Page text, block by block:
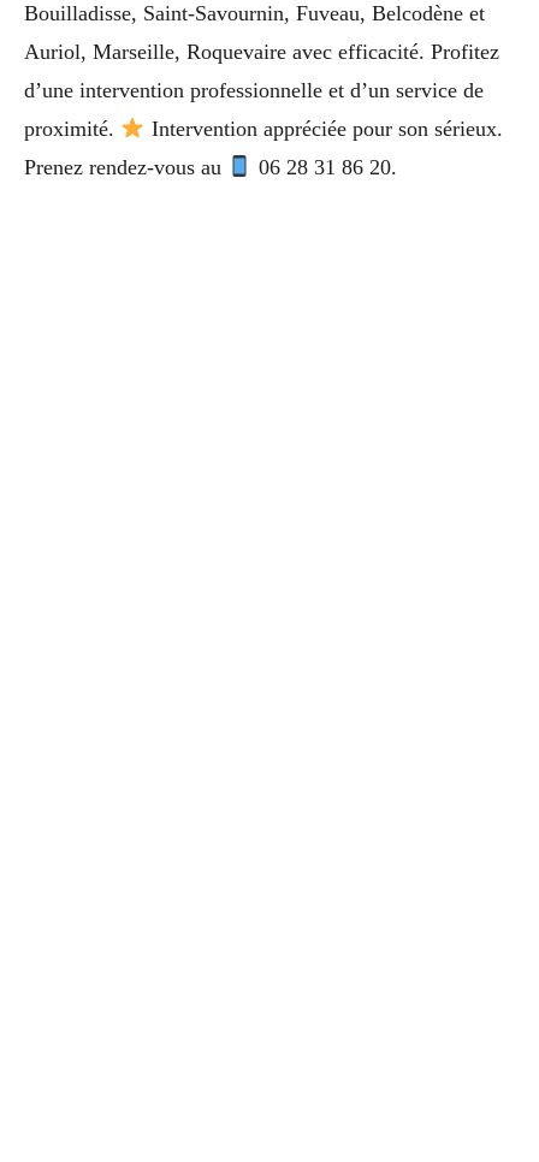
Bouilladisse, Saint-Savournin, Fuveau, Belcodène et
Auriol, Marseille, Roquevaire avec efficacité. Profitez
d’une intervention professionnelle et d’un service de
proximité.
Intervention appréciée pour son sérieux.
Prenez rendez-vous au
06 28 31 86 20.